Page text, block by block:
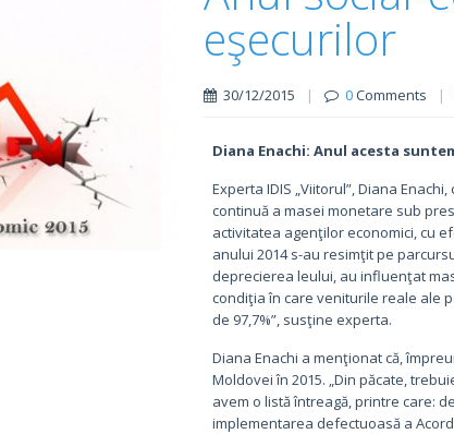
eşecurilor
30/12/2015 | 0Comments |
Diana Enachi: Anul acesta
Experta IDIS „Viitorul”, Diana
continuă a masei monetare sub
activitatea agenţilor economici, cu
anului 2014 s-au resimţit pe
deprecierea leului, au influenţat
condiţia în care veniturile reale ale
de 97,7%”, susţine experta.
Diana Enachi a menţionat că,
Moldovei în 2015. „Din păcate,
avem o listă întreagă, printre care:
implementarea defectuoasă a